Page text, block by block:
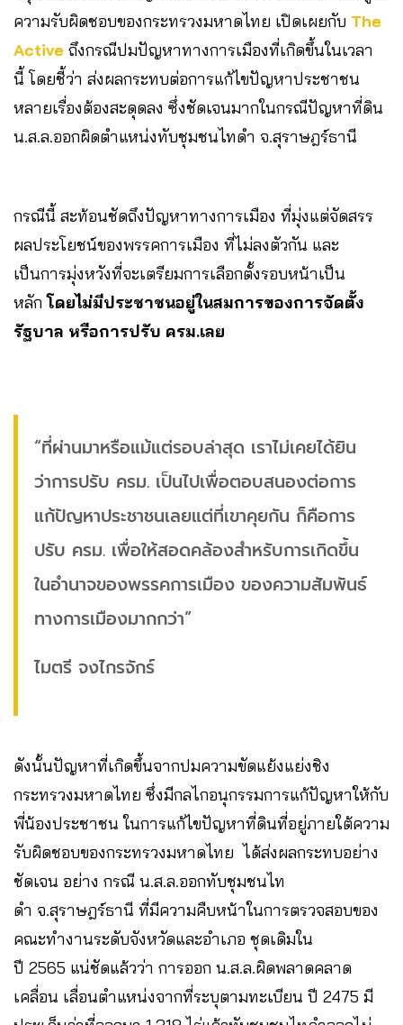
ความรับผิดชอบของกระทรวงมหาดไทย เปิดเผยกับ The
Active ถึงกรณีปมปัญหาทางการเมืองที่เกิดขึ้นในเวลา
นี้ โดยชี้ว่า ส่งผลกระทบต่อการแก้ไขปัญหาประชาชน
หลายเรื่องต้องสะดุดลง ซึ่งชัดเจนมากในกรณีปัญหาที่ดิน
น.ส.ล.ออกผิดตำแหน่งทับชุมชนไทดำ จ.สุราษฎร์ธานี
กรณีนี้ สะท้อนชัดถึงปัญหาทางการเมือง ที่มุ่งแต่จัดสรร
ผลประโยชน์ของพรรคการเมือง ที่ไม่ลงตัวกัน และ
เป็นการมุ่งหวังที่จะเตรียมการเลือกตั้งรอบหน้าเป็น
หลักโดยไม่มีประชาชนอยู่ในสมการของการจัดตั้ง
รัฐบาล หรือการปรับ ครม.เลย
“ที่ผ่านมาหรือแม้แต่รอบล่าสุด เราไม่เคยได้ยิน
ว่าการปรับ ครม. เป็นไปเพื่อตอบสนองต่อการ
แก้ปัญหาประชาชนเลยแต่ที่เขาคุยกัน ก็คือการ
ปรับ ครม. เพื่อให้สอดคล้องสำหรับการเกิดขึ้น
ในอำนาจของพรรคการเมือง ของความสัมพันธ์
ทางการเมืองมากกว่า”
ไมตรี จงไกรจักร์
ดังนั้นปัญหาที่เกิดขึ้นจากปมความขัดแย้งแย่งชิง
กระทรวงมหาดไทย ซึ่งมีกลไกอนุกรรมการแก้ปัญหาให้กับ
พี่น้องประชาชน ในการแก้ไขปัญหาที่ดินที่อยู่ภายใต้ความ
รับผิดชอบของกระทรวงมหาดไทย ได้ส่งผลกระทบอย่าง
ชัดเจน อย่าง กรณี น.ส.ล.ออกทับชุมชนไท
ดำ จ.สุราษฎร์ธานี ที่มีความคืบหน้าในการตรวจสอบของ
คณะทำงานระดับจังหวัดและอำเภอ ชุดเดิมใน
ปี 2565 แน่ชัดแล้วว่า การออก น.ส.ล.ผิดพลาดคลาด
เคลื่อน เลื่อนตำแหน่งจากที่ระบุตามทะเบียน ปี 2475 มี